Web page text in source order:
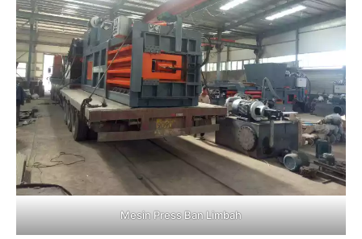
Mesin Press Ban Limbah